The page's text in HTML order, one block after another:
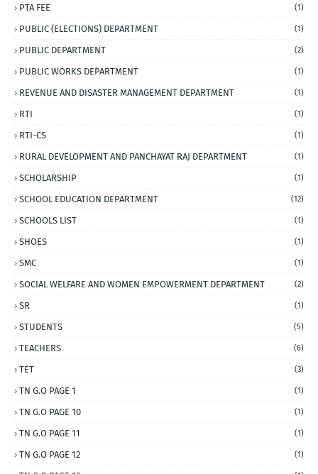
PTA FEE (1)
PUBLIC (ELECTIONS) DEPARTMENT (1)
PUBLIC DEPARTMENT (2)
PUBLIC WORKS DEPARTMENT (1)
REVENUE AND DISASTER MANAGEMENT DEPARTMENT (1)
RTI (1)
RTI-CS (1)
RURAL DEVELOPMENT AND PANCHAYAT RAJ DEPARTMENT (1)
SCHOLARSHIP (1)
SCHOOL EDUCATION DEPARTMENT (12)
SCHOOLS LIST (1)
SHOES (1)
SMC (1)
SOCIAL WELFARE AND WOMEN EMPOWERMENT DEPARTMENT (2)
SR (1)
STUDENTS (5)
TEACHERS (6)
TET (3)
TN G.O PAGE 1 (1)
TN G.O PAGE 10 (1)
TN G.O PAGE 11 (1)
TN G.O PAGE 12 (1)